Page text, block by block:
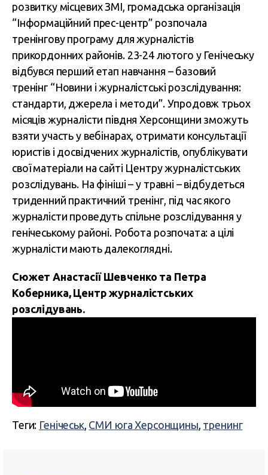
розвитку місцевих ЗМІ, громадська організація
“Інформаційний прес-центр” розпочала
тренінгову програму для журналістів
прикордонних районів. 23-24 лютого у Генічеську
відбувся перший етап навчання – базовий
тренінг “Новини і журналістські розслідування:
стандарти, джерела і методи”. Упродовж трьох
місяців журналісти півдня Херсонщини зможуть
взяти участь у вебінарах, отримати консультації
юристів і досвідчених журналістів, опублікувати
свої матеріали на сайті Центру журналістських
розслідувань. На фініші – у травні – відбудеться
триденний практичний тренінг, під час якого
журналісти проведуть спільне розслідування у
генічеському районі. Робота розпочата: а цілі
журналісти мають далекоглядні.
Сюжет Анастасії Шевченко та Петра
Коберника, Центр журналістських
розслідувань.
Теги: Генічеськ, СМИ юга Херсонщины, тренинг